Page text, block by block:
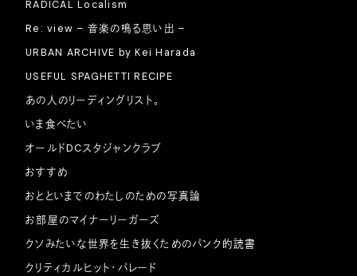
RADICAL Localism
Re: view – 音楽の鳴る思い出 –
URBAN ARCHIVE by Kei Harada
USEFUL SPAGHETTI RECIPE
あの人のリーディングリスト。
いま食べたい
オールドDCスタジャンクラブ
おすすめ
おとといまでのわたしのための写真論
お部屋のマイナーリーガーズ
クソみたいな世界を生き抜くためのパンク的読書
クリティカルヒット・パレード